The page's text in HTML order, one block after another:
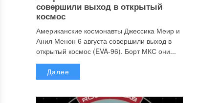
совершили выход в открытый
космос
Американские космонавты Джессика Меир и
Анил Менон 6 августа совершили выход в
открытый космос (EVA-96). Борт МКС они...
Далее